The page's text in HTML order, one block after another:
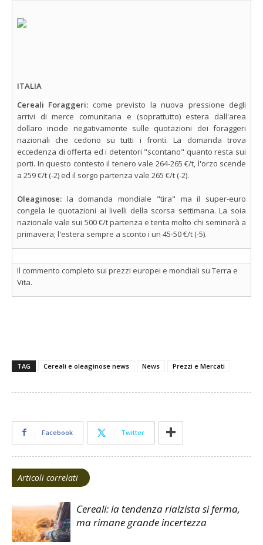
ITALIA
Cereali Foraggeri: come previsto la nuova pressione degli
arrivi di merce comunitaria e (soprattutto) estera dall'area
dollaro incide negativamente sulle quotazioni dei foraggeri
nazionali che cedono su tutti i fronti. La domanda trova
eccedenza di offerta ed i detentori "scontano" quanto resta sui
porti. In questo contesto il tenero vale 264-265 €/t, l'orzo scende
a 259 €/t (-2) ed il sorgo partenza vale 265 €/t (-2).
Oleaginose: la domanda mondiale "tira" ma il super-euro
congela le quotazioni ai livelli della scorsa settimana. La soia
nazionale vale sui 500 €/t partenza e tenta molto chi seminerà a
primavera; l'estera sempre a sconto i un 45-50 €/t (-5).
Il commento completo sui prezzi europei e mondiali su Terra e
Vita.
TAG Cereali e oleaginose news News Prezzi e Mercati
Facebook Twitter
Articoli correlati
Cereali: la tendenza rialzista si ferma,
ma rimane grande incertezza